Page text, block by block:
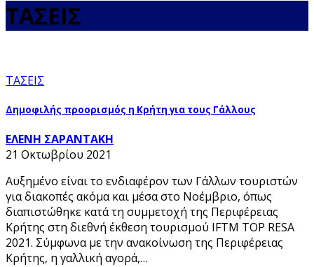
ΤΑΣΕΙΣ
ΤΑΣΕΙΣ
Δημοφιλής προορισμός η Κρήτη για τους Γάλλους
ΕΛΕΝΗ ΣΑΡΑΝΤΑΚΗ
21 Οκτωβρίου 2021
Αυξημένο είναι το ενδιαφέρον των Γάλλων τουριστών
για διακοπές ακόμα και μέσα στο Νοέμβριο, όπως
διαπιστώθηκε κατά τη συμμετοχή της Περιφέρειας
Κρήτης στη διεθνή έκθεση τουρισμού IFTM TOP RESA
2021. Σύμφωνα με την ανακοίνωση της Περιφέρειας
Κρήτης, η γαλλική αγορά,…